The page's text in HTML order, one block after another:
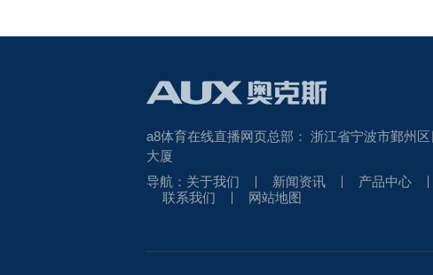
a8体育在线直播网页总部： 浙江省宁波市鄞州
大厦
导航： 关于我们 新闻资讯 产品中心
联系我们
网站地图